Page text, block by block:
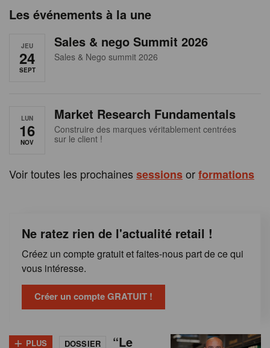
aLes événements à la une
JEU
24
SEPT
Sales & nego Summit 2026
Sales & Nego summit 2026
LUN
16
NOV
Market Research Fundamentals
Construire des marques véritablement centrées
sur le client !
Voir toutes les prochaines sessionsorformations
Ne ratez rien de l'actualité retail !
Créez un compte gratuit et faites-nous part de ce qui
vous intéresse.
Créer un compte GRATUIT !
+ PLUS DOSSIER
“Le